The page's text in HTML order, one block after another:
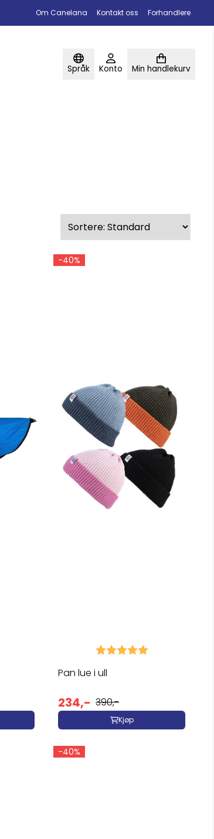
Om Canelana Kontakt oss Forhandlere
Språk Konto Min handlekurv
-40%
Karakter: 5.0 av 5
Pan lue i ull
234,- 390,-
Kjøp
-40%